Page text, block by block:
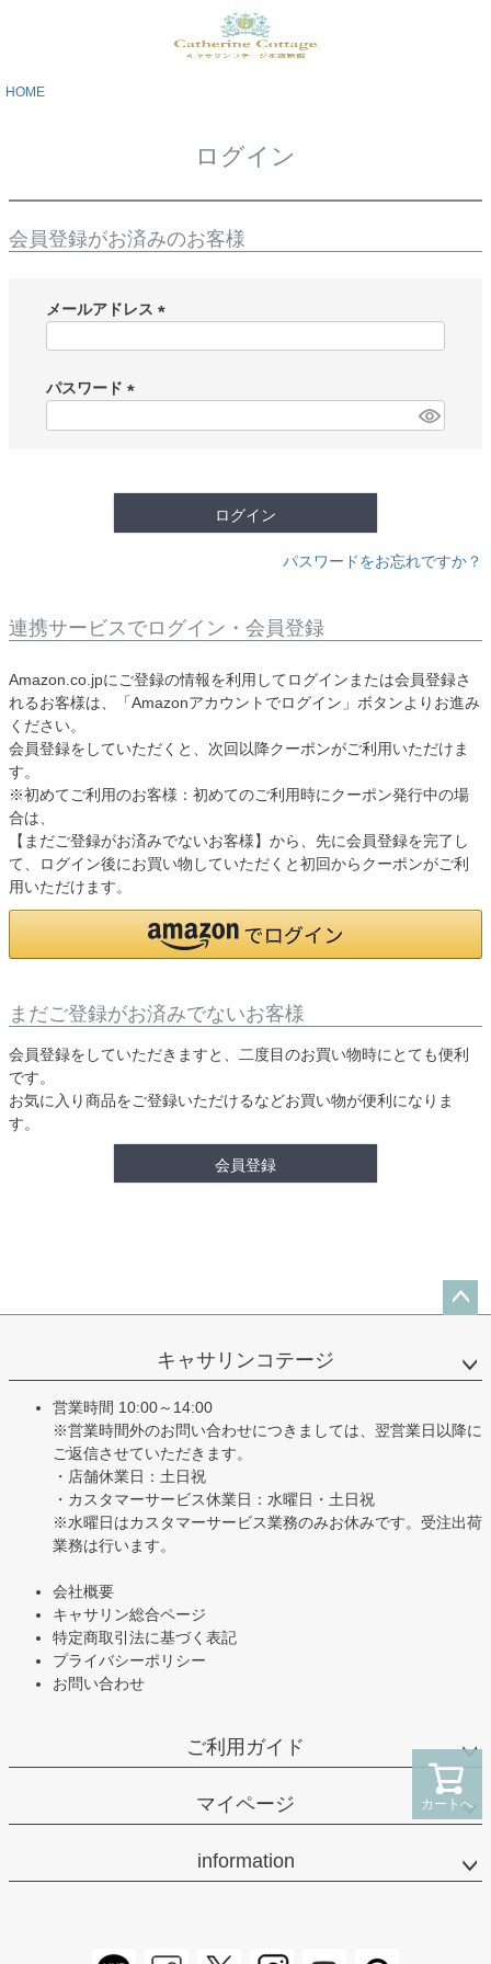
カートへ
HOME
ログイン
会員登録がお済みのお客様
メールアドレス
)
パスワード
ログイン
パスワードをお忘れですか？
連携サービスでログイン・会員登録
Amazon.co.jpにご登録の情報を利用してログインまたは会員登録さ
れるお客様は、「Amazonアカウントでログイン」ボタンよりお進み
ください。
会員登録をしていただくと、次回以降クーポンがご利用いただけま
す。
※初めてご利用のお客様：初めてのご利用時にクーポン発行中の場
合は、
【まだご登録がお済みでないお客様】から、先に会員登録を完了し
て、ログイン後にお買い物していただくと初回からクーポンがご利
用いただけます。
まだご登録がお済みでないお客様
会員登録をしていただきますと、二度目のお買い物時にとても便利
です。
お気に入り商品をご登録いただけるなどお買い物が便利になりま
す。
会員登録
ップ
キャサリンコテージ
営業時間 10:00～14:00
※営業時間外のお問い合わせにつきましては、翌営業日以降に
ご返信させていただきます。
・店舗休業日：土日祝
・カスタマーサービス休業日：水曜日・土日祝
※水曜日はカスタマーサービス業務のみお休みです。受注出荷
業務は行います。
会社概要
キャサリン総合ページ
特定商取引法に基づく表記
プライバシーポリシー
お問い合わせ
ご利用ガイド
マイページ
information